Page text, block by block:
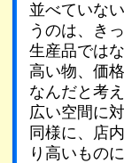
並べていな
うのは、き
生産品では
高い物、価
なんだと考
広い空間に
同様に、店
り高いもの